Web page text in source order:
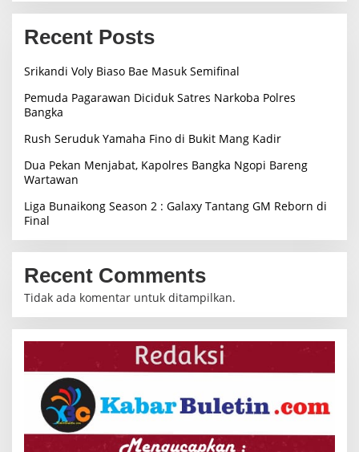
Recent Posts
Srikandi Voly Biaso Bae Masuk Semifinal
Pemuda Pagarawan Diciduk Satres Narkoba Polres
Bangka
Rush Seruduk Yamaha Fino di Bukit Mang Kadir
Dua Pekan Menjabat, Kapolres Bangka Ngopi Bareng
Wartawan
Liga Bunaikong Season 2 : Galaxy Tantang GM Reborn di
Final
Recent Comments
Tidak ada komentar untuk ditampilkan.